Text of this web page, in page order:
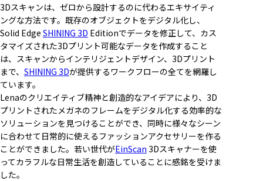
3Dスキャンは、ゼロから設計するのに代わるエキサイティ
ングな方法です。既存のオブジェクトをデジタル化し、
Solid Edge SHINING 3D Editionでデータを修正して、カス
タマイズされた3Dプリント可能なデータを作成すること
は、スキャンからインテリジェントデザイン、3Dプリント
まで、 SHINING 3Dが提供するワークフローの全てを網羅し
ています。
Lenaのクリエイティブ精神と創造的なアイデアにより、3D
プリントされたメガネのフレームをデジタル化する効率的な
ソリューションを見つけることができ、同時に様々なシーン
に合わせて日常的に使えるファッションアクセサリーを作る
ことができました。若い世代がEinScan 3Dスキャナーを使
ってカラフルな日常生活を創造していることに感銘を受けま
した。